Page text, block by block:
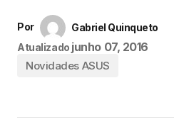
Por
Gabriel Quinqueto
Atualizado junho 07, 2016
Novidades ASUS